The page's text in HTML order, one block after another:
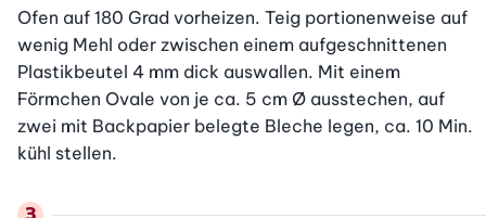
Ofen auf 180 Grad vorheizen. Teig portionenweise auf
wenig Mehl oder zwischen einem aufgeschnittenen
Plastikbeutel 4 mm dick auswallen. Mit einem
Förmchen Ovale von je ca. 5 cm Ø ausstechen, auf
zwei mit Backpapier belegte Bleche legen, ca. 10 Min.
kühl stellen.